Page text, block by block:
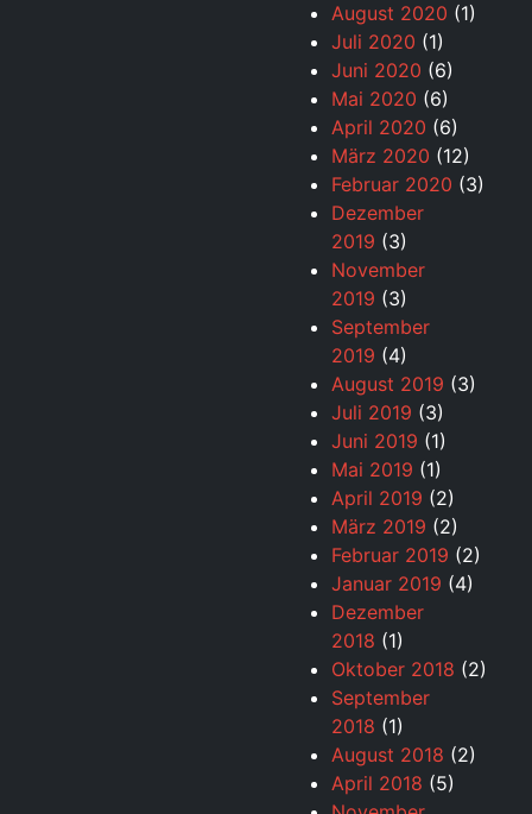
August 2020 (1)
Juli 2020 (1)
Juni 2020 (6)
Mai 2020 (6)
April 2020 (6)
März 2020 (12)
Februar 2020 (3)
Dezember
2019 (3)
November
2019 (3)
September
2019 (4)
August 2019 (3)
Juli 2019 (3)
Juni 2019 (1)
Mai 2019 (1)
April 2019 (2)
März 2019 (2)
Februar 2019 (2)
Januar 2019 (4)
Dezember
2018 (1)
Oktober 2018 (2)
September
2018 (1)
August 2018 (2)
April 2018 (5)